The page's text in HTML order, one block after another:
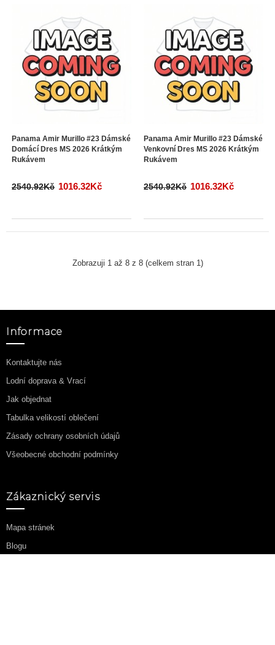
Panama Amir Murillo #23 Dámské
Domácí Dres MS 2026 Krátkým
Rukávem
2540.92Kč 1016.32Kč
Panama Amir Murillo #23 Dámské
Venkovní Dres MS 2026 Krátkým
Rukávem
2540.92Kč 1016.32Kč
Zobrazuji 1 až 8 z 8 (celkem stran 1)
Informace
Kontaktujte nás
Lodní doprava & Vrací
Jak objednat
Tabulka velikostí oblečení
Zásady ochrany osobních údajů
Všeobecné obchodní podmínky
Zákaznický servis
Mapa stránek
Blogu